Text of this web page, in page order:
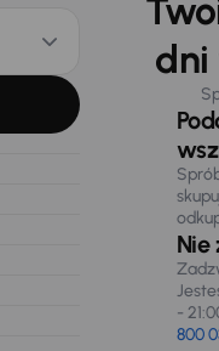
dni
Nie
-
800